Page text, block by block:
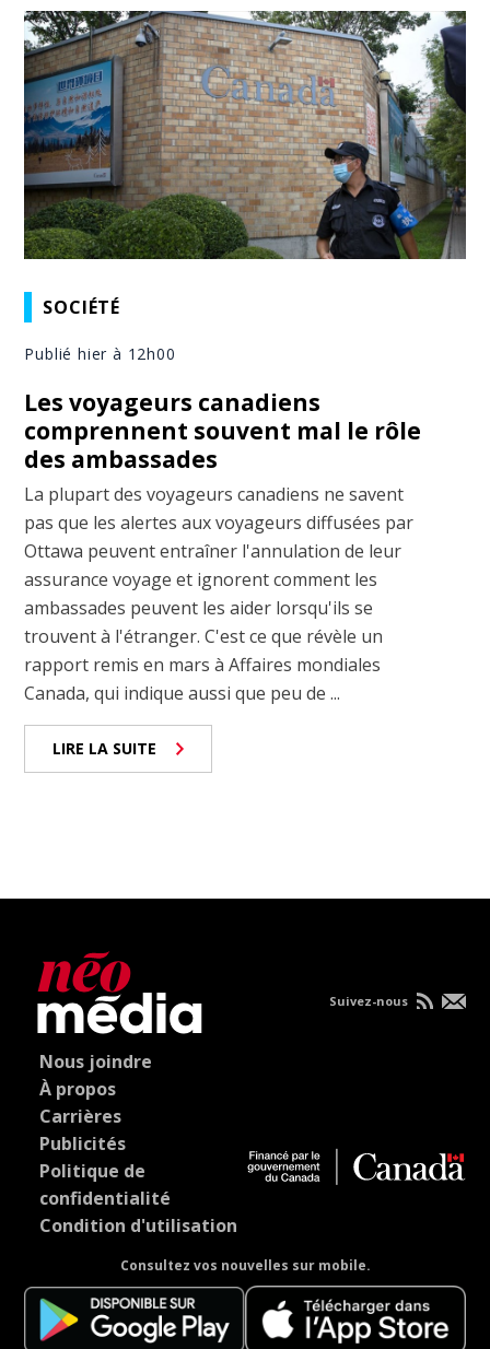
SOCIÉTÉ
Publié hier à 12h00
Les voyageurs canadiens
comprennent souvent mal le rôle
des ambassades
La plupart des voyageurs canadiens ne savent
pas que les alertes aux voyageurs diffusées par
Ottawa peuvent entraîner l'annulation de leur
assurance voyage et ignorent comment les
ambassades peuvent les aider lorsqu'ils se
trouvent à l'étranger. C'est ce que révèle un
rapport remis en mars à Affaires mondiales
Canada, qui indique aussi que peu de ...
LIRE LA SUITE
Nous joindre
À propos
Carrières
Publicités
Politique de
confidentialité
Condition d'utilisation
Consultez vos nouvelles sur mobile.
Suivez-nous